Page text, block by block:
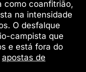
como coanfitrião,
na intensidade
O desfalque
campista que
e está fora do
apostas de